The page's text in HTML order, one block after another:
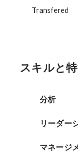
Transfered
スキルと
分析
リーダー
マネージ